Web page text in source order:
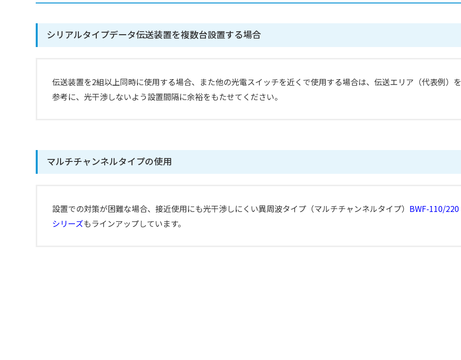
シリアルタイプデータ伝送装置を複数台設置する場合
伝送装置を2組以上同時に使用する場合、また他の光電スイッチを近くで使用する場合は、伝送エリア（代表例）を
参考に、光干渉しないよう設置間隔に余裕をもたせてください。
マルチチャンネルタイプの使用
設置での対策が困難な場合、接近使用にも光干渉しにくい異周波タイプ（マルチチャンネルタイプ） BWF-110/220
シリーズもラインアップしています。